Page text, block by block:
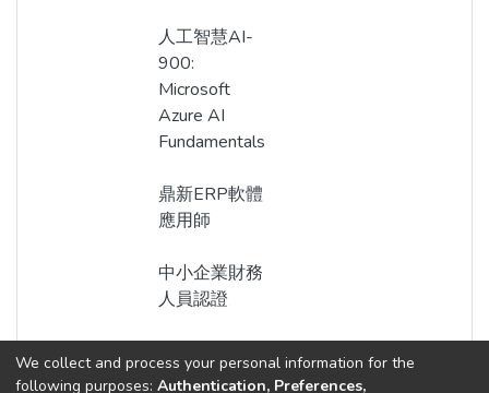
人工智慧AI-
900:
Microsoft
Azure AI
Fundamentals
鼎新ERP軟體
應用師
中小企業財務
人員認證
We collect and process your personal information for the
following purposes: Authentication, Preferences,